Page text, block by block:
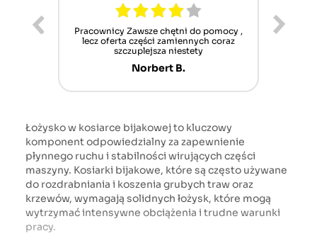
Pracownicy Zawsze chętni do pomocy ,
lecz oferta części zamiennych coraz
szczuplejsza niestety
Norbert B.
Łożysko w kosiarce bijakowej to kluczowy
komponent odpowiedzialny za zapewnienie
płynnego ruchu i stabilności wirujących części
maszyny. Kosiarki bijakowe, które są często używane
do rozdrabniania i koszenia grubych traw oraz
krzewów, wymagają solidnych łożysk, które mogą
wytrzymać intensywne obciążenia i trudne warunki
pracy.